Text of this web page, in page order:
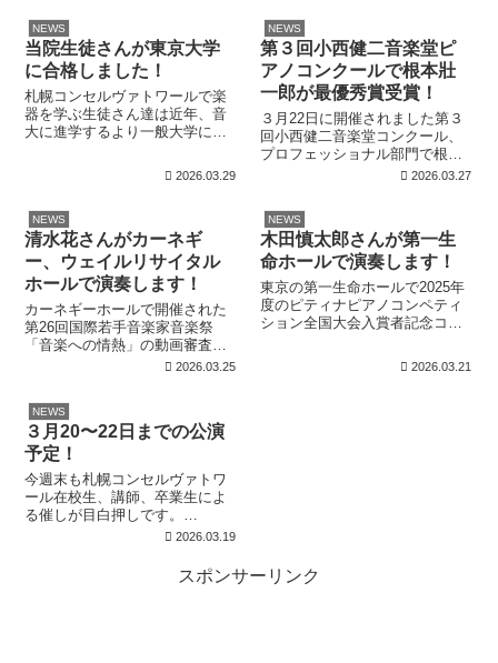
によると、昨年からぐんぐん実
力を伸ばしている波音さん、今
日の...
山朔弥さん(小5)、佐藤薫子さん
(小5...
NEWS
当院生徒さんが東京大学
に合格しました！
札幌コンセルヴァトワールで楽
器を学ぶ生徒さん達は近年、音
大に進学するより一般大学に進
は5名の卒業生の内、武蔵野音大
名、慶應義塾大学2名という結果
となり...
2026.03.29
NEWS
第３回小西健二音楽堂ピ
アノコンクールで根本壯
一郎が最優秀賞受賞！
３月22日に開催されました第３
回小西健二音楽堂コンクール、
プロフェッショナル部門で根本
壯一郎さん(宮澤むじか先生に師
受賞しました。 また、奨励賞に
上山幸之介さん(筒井志津先生に
師...
2026.03.27
NEWS
清水花さんがカーネギ
ー、ウェイルリサイタル
ホールで演奏します！
カーネギーホールで開催された
第26回国際若手音楽家音楽祭
「音楽への情熱」の動画審査で
札幌コンセルヴァトワールの清
日にカーネギーホール内にある
ウェイルリサイタルホールで受
賞曲のダカ...
2026.03.25
NEWS
木田慎太郎さんが第一生
命ホールで演奏します！
東京の第一生命ホールで2025年
度のピティナピアノコンペティ
ション全国大会入賞者記念コン
Screenshot 札幌コンセルヴァト
ワールからは福田靖子賞第一位
2026.03.21
NEWS
３月20〜22日までの公演
予定！
今週末も札幌コンセルヴァトワ
ール在校生、講師、卒業生によ
る催しが目白押しです。
3/20(金)14:00より北広島芸術文
ノリサイタルが行われます。前
半はチャイコフスキーの作品や
2026.03.19
スポンサーリンク